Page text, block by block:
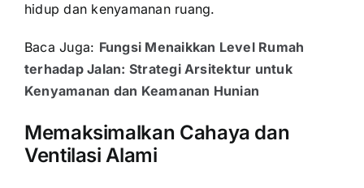
hidup dan kenyamanan ruang.
Baca Juga: Fungsi Menaikkan Level Rumah
terhadap Jalan: Strategi Arsitektur untuk
Kenyamanan dan Keamanan Hunian
Memaksimalkan Cahaya dan
Ventilasi Alami